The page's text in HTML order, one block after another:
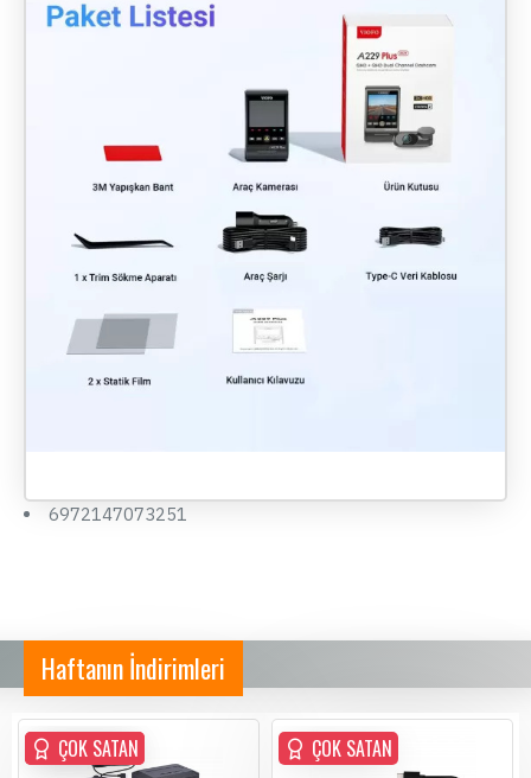
6972147073251
Haftanın İndirimleri
ÇOK SATAN
ÇOK SATAN ÇOK SATAN